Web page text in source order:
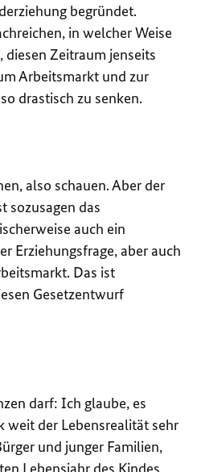
begründet.
in welcher Weise
diesen Zeitraum jenseits
Arbeitsmarkt und zur
drastisch zu senken.
also schauen. Aber der
sozusagen das
auch ein
Erziehungsfrage, aber auch
Das ist
Gesetzentwurf
darf: Ich glaube, es
weit der Lebensrealität sehr
und junger Familien,
Lebensjahr des Kindes